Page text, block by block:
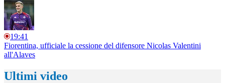
19:41
Fiorentina, ufficiale la cessione del difensore Nicolas Valentini
all'Alaves
Ultimi video